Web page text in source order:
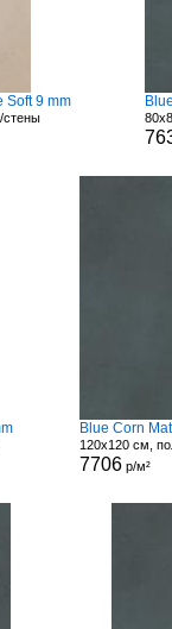
Soft 9 mm
стены
Blue Corn
120x120 см,
7706р/м²